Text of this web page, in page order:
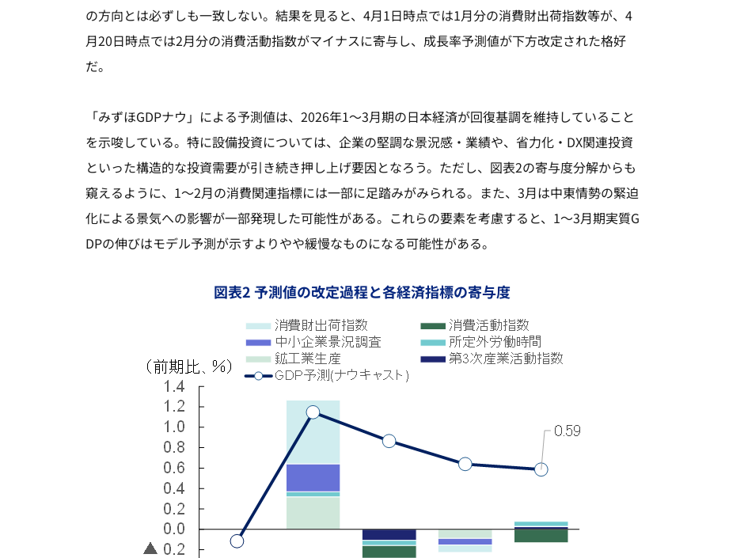
の方向とは必ずしも一致しない。結果を見ると、4月1日時点では1月分の消費財出荷指数等が、4
月20日時点では2月分の消費活動指数がマイナスに寄与し、成長率予測値が下方改定された格好
だ。
「みずほGDPナウ」による予測値は、2026年1～3月期の日本経済が回復基調を維持していること
を示唆している。特に設備投資については、企業の堅調な景況感・業績や、省力化・DX関連投資
といった構造的な投資需要が引き続き押し上げ要因となろう。ただし、図表2の寄与度分解からも
窺えるように、1～2月の消費関連指標には一部に足踏みがみられる。また、3月は中東情勢の緊迫
化による景気への影響が一部発現した可能性がある。これらの要素を考慮すると、1～3月期実質G
DPの伸びはモデル予測が示すよりやや緩慢なものになる可能性がある。
図表2 予測値の改定過程と各経済指標の寄与度